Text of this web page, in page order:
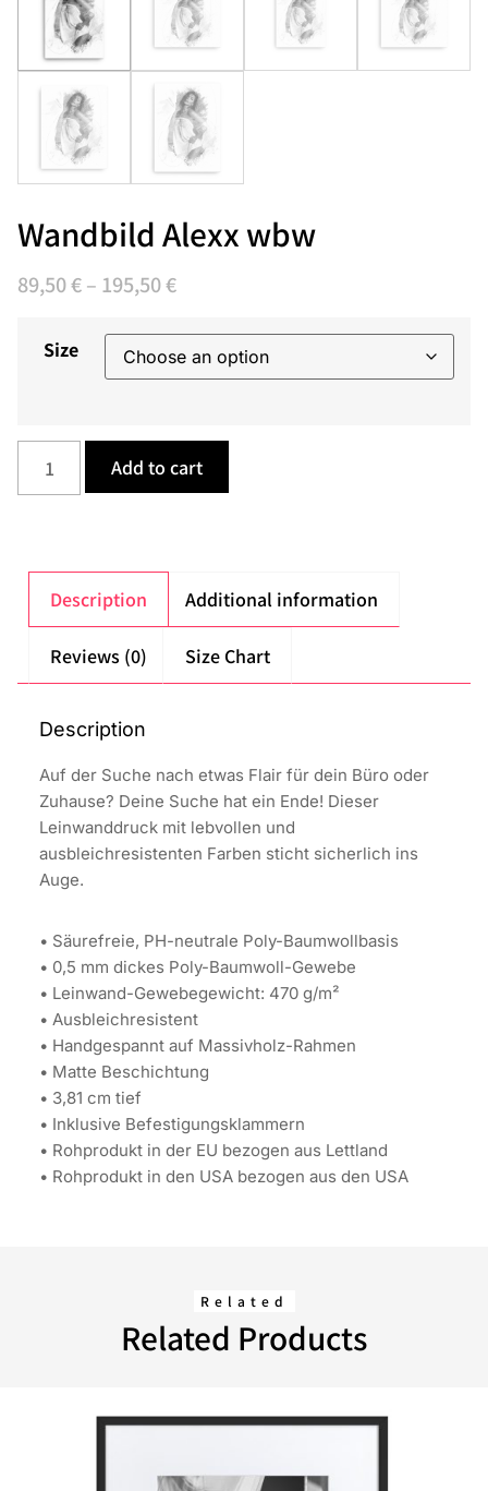
Wandbild Alexx wbw
89,50€– 195,50€
Size
Add to cart
Description Additional information
Reviews (0) Size Chart
Description
Auf der Suche nach etwas Flair für dein Büro oder
Zuhause? Deine Suche hat ein Ende! Dieser
Leinwanddruck mit lebvollen und
ausbleichresistenten Farben sticht sicherlich ins
Auge.
• Säurefreie, PH-neutrale Poly-Baumwollbasis
• 0,5 mm dickes Poly-Baumwoll-Gewebe
• Leinwand-Gewebegewicht: 470 g/m²
• Ausbleichresistent
• Handgespannt auf Massivholz-Rahmen
• Matte Beschichtung
• 3,81 cm tief
• Inklusive Befestigungsklammern
• Rohprodukt in der EU bezogen aus Lettland
• Rohprodukt in den USA bezogen aus den USA
Related
Related Products